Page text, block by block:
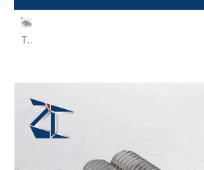
Tornillos de tope de ajuste con casquillo hexagonal ANB SANB